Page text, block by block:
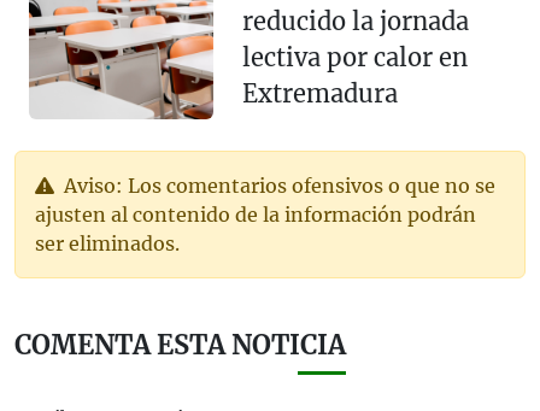
reducido la jornada
lectiva por calor en
Extremadura
Aviso: Los comentarios ofensivos o que no se
ajusten al contenido de la información podrán
ser eliminados.
COMENTA ESTA NOTICIA